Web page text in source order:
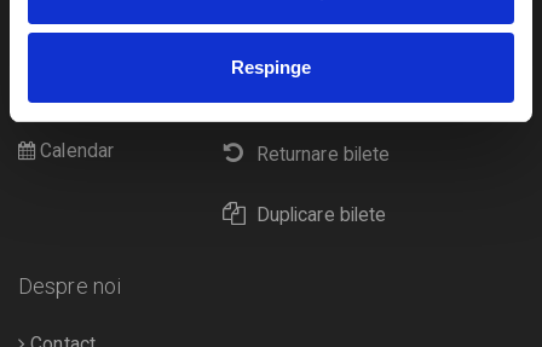
Respinge
eBilet printat acasa
Returnare bilete
Duplicare bilete
Pentru copii
Diverse
Calendar
Despre noi